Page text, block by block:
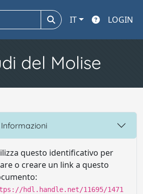
IT LOGIN
del Molise
Informazioni
questo identificativo per
o creare un link a questo
hdl.handle.net/11695/1471